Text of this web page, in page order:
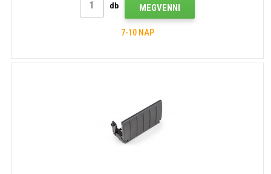
db MEGVENNI
7-10 NAP